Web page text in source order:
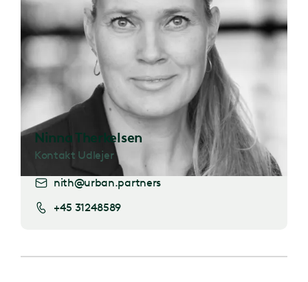
Ninna Therkelsen
Kontakt Udlejer
nith@urban.partners
+45 31248589